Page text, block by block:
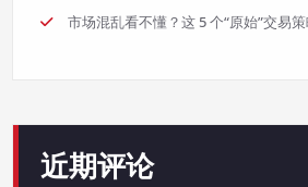
市场混乱看不懂？这 5 个“原始”交易
近期评论